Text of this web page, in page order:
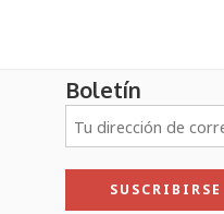
Boletín